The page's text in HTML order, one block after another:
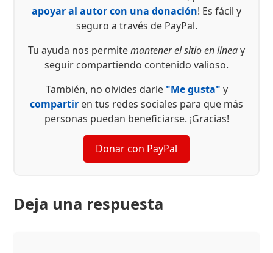
apoyar al autor con una donación! Es fácil y
seguro a través de PayPal.
Tu ayuda nos permitemantener el sitio en líneay
seguir compartiendo contenido valioso.
También, no olvides darle "Me gusta" y
compartir en tus redes sociales para que más
personas puedan beneficiarse. ¡Gracias!
Donar con PayPal
Deja una respuesta